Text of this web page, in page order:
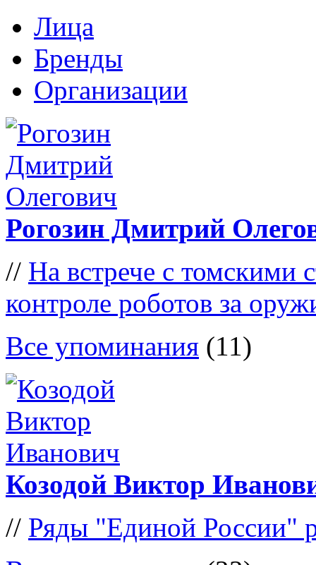
Лица
Бренды
Организации
Рогозин Дмитрий
// На встрече с томскими
контроле роботов за
Все упоминания (11)
Козодой Виктор
// Ряды "Единой России"